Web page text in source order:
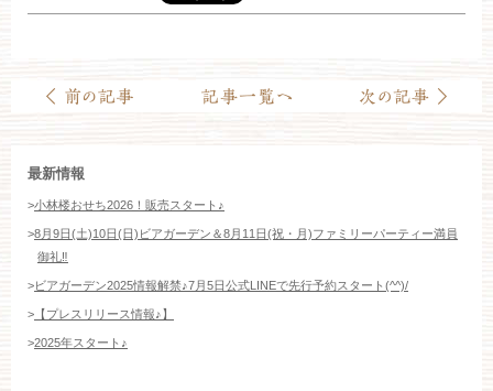
お客様とのご縁
特集
アクセス
最新情報
>小林楼おせち2026！販売スタート♪
>8月9日(土)10日(日)ビアガーデン＆8月11日(祝・月)ファミリーパーティー満員
御礼‼️
>ビアガーデン2025情報解禁♪7月5日公式LINEで先行予約スタート(^^)/
> 【プレスリリース情報♪】
>2025年スタート♪